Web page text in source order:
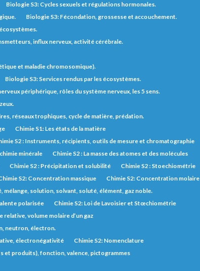
Biologie S3: Cycles sexuels et régulations hormonales.
Biologie S3: Fécondation, grossesse et accouchement.
influx nerveux, activité cérébrale.
et maladie chromosomique).
Biologie S3: Services rendus par les écosystèmes.
périphérique, rôles du système nerveux, les 5 sens.
réseaux trophiques, cycle de matière, prédation.
Chimie S1: Les états de la matière
S2 : Instruments, récipients, outils de mesure et chromatographie
minérale
Chimie S2 : La masse des atomes et des molécules
Chimie S2 : Précipitation et solubilité
Chimie S2 : Stoechiométrie
S2: Concentration massique
Chimie S2: Concentration molaire
mélange, solution, solvant, soluté, élément, gaz noble.
polarisée
Chimie S2: Loi de Lavoisier et Stœchiométrie
relative, volume molaire d’un gaz
neutron, électron.
électronégativité
Chimie S2: Nomenclature
et produits), fonction, valence, pictogrammes